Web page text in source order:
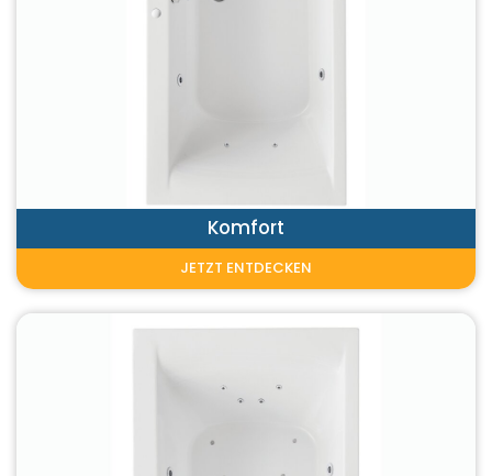
Komfort
JETZT ENTDECKEN